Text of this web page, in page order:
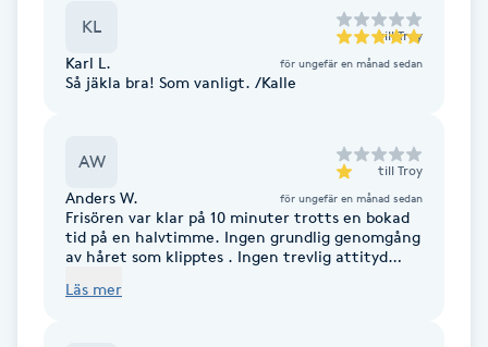
Color correction
Damklippning
KL till Troy
Karl L. för ungefär en månad sedan
Så jäkla bra! Som vanligt. /Kalle
AW till Troy
Anders W. för ungefär en månad sedan
Frisören var klar på 10 minuter trotts en bokad
tid på en halvtimme. Ingen grundlig genomgång
av håret som klipptes . Ingen trevlig attityd
Läs mer